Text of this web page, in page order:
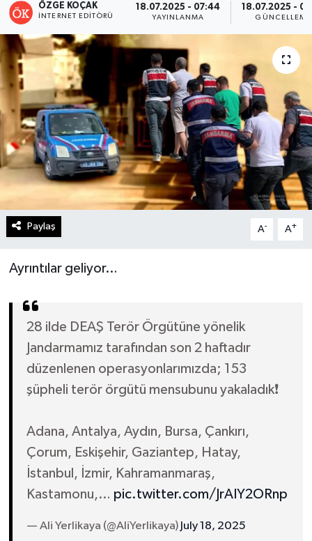
ÖZGE KOÇAK
İNTERNET EDITÖRÜ
18.07.2025 - 07:44
YAYINLANMA
18.07.2025 -
GÜNCELLEME
Paylaş A- A+
Ayrıntılar geliyor…
28 ilde DEAŞ Terör Örgütüne yönelik
Jandarmamız tarafından son 2 haftadır
düzenlenen operasyonlarımızda; 153
şüpheli terör örgütü mensubunu yakaladık❗️
Adana, Antalya, Aydın, Bursa, Çankırı,
Çorum, Eskişehir, Gaziantep, Hatay,
İstanbul, İzmir, Kahramanmaraş,
Kastamonu,… pic.twitter.com/JrAIY2ORnp
— Ali Yerlikaya (@AliYerlikaya) July 18, 2025
Teknoloji
Turizm
Kültür - Sanat
Lider Haber TV Canlı Yayın izle
Haber Arşivi